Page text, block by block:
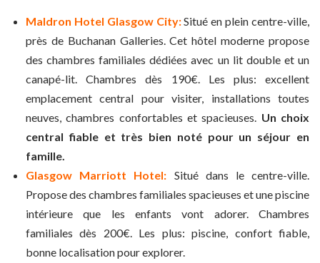
Maldron Hotel Glasgow City:Situé en plein centre-ville,
près de Buchanan Galleries. Cet hôtel moderne propose
des chambres familiales dédiées avec un lit double et un
canapé-lit. Chambres dès 190€. Les plus: excellent
emplacement central pour visiter, installations toutes
neuves, chambres confortables et spacieuses. Un choix
central fiable et très bien noté pour un séjour en
famille.
Glasgow Marriott Hotel: Situé dans le centre-ville.
Propose des chambres familiales spacieuses et une piscine
intérieure que les enfants vont adorer. Chambres
familiales dès 200€. Les plus: piscine, confort fiable,
bonne localisation pour explorer.